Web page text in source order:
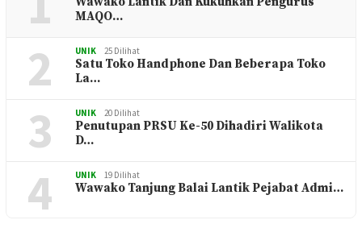
1 UNIK 32 Dilihat
Wawako Lantik Dan Kukuhkan Pengurus
2 UNIK
3 UNIK
4